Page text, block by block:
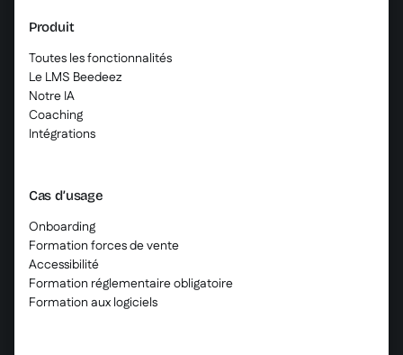
Produit
Toutes les fonctionnalités
Le LMS Beedeez
Notre IA
Coaching
Intégrations
Cas d’usage
Onboarding
Formation forces de vente
Accessibilité
Formation réglementaire obligatoire
Formation aux logiciels